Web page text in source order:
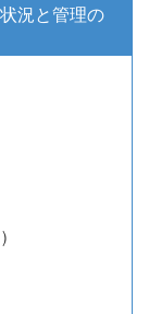
況と管理の